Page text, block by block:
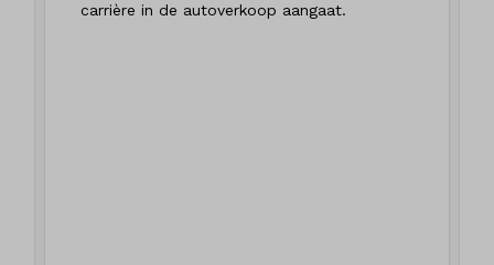
carrière in de autoverkoop aangaat.